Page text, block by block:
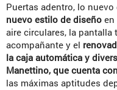
Puertas adentro, lo
nuevo estilo de diseño en
aire circulares, la
acompañante y el
la caja automática y
Manettino, que cuenta
las máximas aptitudes